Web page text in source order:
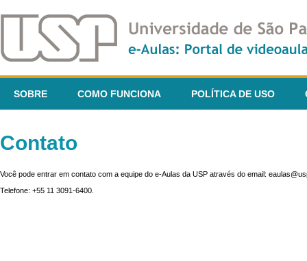
SOBRE COMO FUNCIONA POLÍTICA DE USO
Contato
Você pode entrar em contato com a equipe do e-Aulas da USP através do email:
Telefone: +55 11 3091-6400.